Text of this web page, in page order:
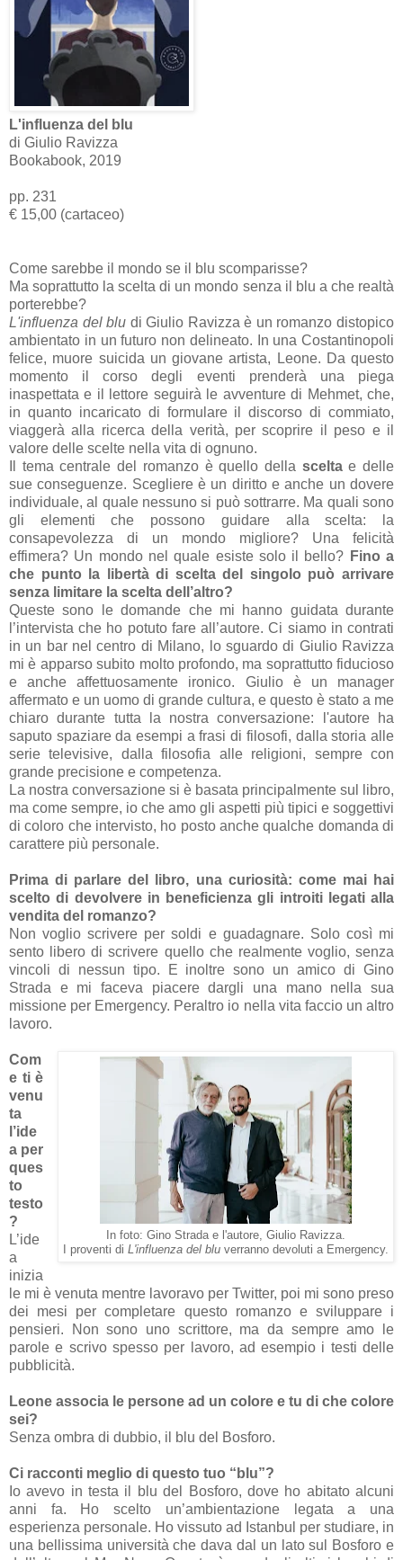
L'influenza del blu
di Giulio Ravizza
Bookabook, 2019
pp. 231
€ 15,00 (cartaceo)
Come sarebbe il mondo se il blu scomparisse?
Ma soprattutto la scelta di un mondo senza il blu a che realtà
porterebbe?
L'influenza del blu di Giulio Ravizza è un romanzo distopico
ambientato in un futuro non delineato. In una Costantinopoli
felice, muore suicida un giovane artista, Leone. Da questo
momento il corso degli eventi prenderà una piega
inaspettata e il lettore seguirà le avventure di Mehmet, che,
in quanto incaricato di formulare il discorso di commiato,
viaggerà alla ricerca della verità, per scoprire il peso e il
valore delle scelte nella vita di ognuno.
Il tema centrale del romanzo è quello della sceltae delle
sue conseguenze. Scegliere è un diritto e anche un dovere
individuale, al quale nessuno si può sottrarre. Ma quali sono
gli elementi che possono guidare alla scelta: la
consapevolezza di un mondo migliore? Una felicità
effimera? Un mondo nel quale esiste solo il bello? Fino a
che punto la libertà di scelta del singolo può arrivare
senza limitare la scelta dell’altro?
Queste sono le domande che mi hanno guidata durante
l’intervista che ho potuto fare all’autore. Ci siamo in contrati
in un bar nel centro di Milano, lo sguardo di Giulio Ravizza
mi è apparso subito molto profondo, ma soprattutto fiducioso
e anche affettuosamente ironico. Giulio è un manager
affermato e un uomo di grande cultura, e questo è stato a me
chiaro durante tutta la nostra conversazione: l'autore ha
saputo spaziare da esempi a frasi di filosofi, dalla storia alle
serie televisive, dalla filosofia alle religioni, sempre con
grande precisione e competenza.
La nostra conversazione si è basata principalmente sul libro,
ma come sempre, io che amo gli aspetti più tipici e soggettivi
di coloro che intervisto, ho posto anche qualche domanda di
carattere più personale.
Prima di parlare del libro, una curiosità: come mai hai
scelto di devolvere in beneficienza gli introiti legati alla
vendita del romanzo?
Non voglio scrivere per soldi e guadagnare. Solo così mi
sento libero di scrivere quello che realmente voglio, senza
vincoli di nessun tipo. E inoltre sono un amico di Gino
Strada e mi faceva piacere dargli una mano nella sua
missione per Emergency. Peraltro io nella vita faccio un altro
lavoro.
In foto: Gino Strada e l'autore, Giulio Ravizza.
I proventi di L'influenza del blu verranno devoluti a Emergency.
Com
e ti è
venu
ta
l’ide
a per
ques
to
testo
?
L’ide
a
inizia
le mi è venuta mentre lavoravo per Twitter, poi mi sono preso
dei mesi per completare questo romanzo e sviluppare i
pensieri. Non sono uno scrittore, ma da sempre amo le
parole e scrivo spesso per lavoro, ad esempio i testi delle
pubblicità.
Leone associa le persone ad un colore e tu di che colore
sei?
Senza ombra di dubbio, il blu del Bosforo.
Ci racconti meglio di questo tuo “blu”?
Io avevo in testa il blu del Bosforo, dove ho abitato alcuni
anni fa. Ho scelto un’ambientazione legata a una
esperienza personale. Ho vissuto ad Istanbul per studiare, in
una bellissima università che dava dal un lato sul Bosforo e